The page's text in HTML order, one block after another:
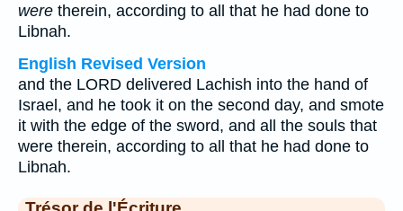
were therein, according to all that he had done to
Libnah.
English Revised Version
and the LORD delivered Lachish into the hand of
Israel, and he took it on the second day, and smote
it with the edge of the sword, and all the souls that
were therein, according to all that he had done to
Libnah.